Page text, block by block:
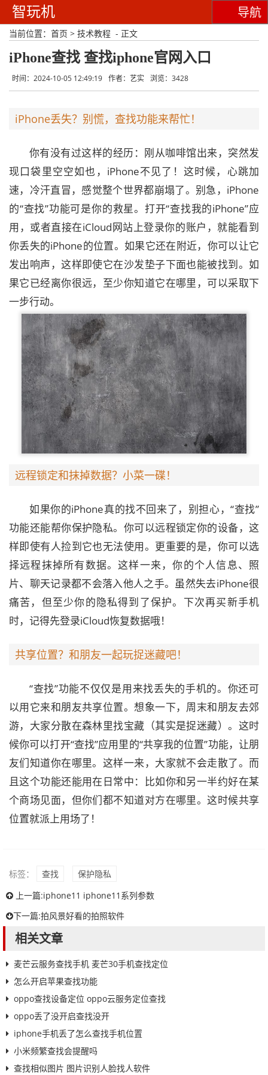
智玩机 导航
当前位置： 首页 > 技术教程 - 正文
iPhone查找 查找iphone官网入口
时间：2024-10-05 12:49:19 作者：艺实 浏览：3428
iPhone丢失？别慌，查找功能来帮忙！
你有没有过这样的经历：刚从咖啡馆出来，突然发
现口袋里空空如也，iPhone不见了！这时候，心跳加
速，冷汗直冒，感觉整个世界都崩塌了。别急，iPhone
的“查找”功能可是你的救星。打开“查找我的iPhone”应
用，或者直接在iCloud网站上登录你的账户，就能看到
你丢失的iPhone的位置。如果它还在附近，你可以让它
发出响声，这样即使它在沙发垫子下面也能被找到。如
果它已经离你很远，至少你知道它在哪里，可以采取下
一步行动。
远程锁定和抹掉数据？小菜一碟！
如果你的iPhone真的找不回来了，别担心，“查找”
功能还能帮你保护隐私。你可以远程锁定你的设备，这
样即使有人捡到它也无法使用。更重要的是，你可以选
择远程抹掉所有数据。这样一来，你的个人信息、照
片、聊天记录都不会落入他人之手。虽然失去iPhone很
痛苦，但至少你的隐私得到了保护。下次再买新手机
时，记得先登录iCloud恢复数据哦！
共享位置？和朋友一起玩捉迷藏吧！
“查找”功能不仅仅是用来找丢失的手机的。你还可
以用它来和朋友共享位置。想象一下，周末和朋友去郊
游，大家分散在森林里找宝藏（其实是捉迷藏）。这时
候你可以打开“查找”应用里的“共享我的位置”功能，让朋
友们知道你在哪里。这样一来，大家就不会走散了。而
且这个功能还能用在日常中：比如你和另一半约好在某
个商场见面，但你们都不知道对方在哪里。这时候共享
位置就派上用场了！
标签： 查找
保护隐私
上一篇:iphone11 iphone11系列参数
下一篇:拍风景好看的拍照软件
相关文章
麦芒云服务查找手机 麦芒30手机查找定位
怎么开启苹果查找功能
oppo查找设备定位 oppo云服务定位查找
oppo丢了没开启查找没开
iphone手机丢了怎么查找手机位置
小米频繁查找会提醒吗
查找相似图片 图片识别人脸找人软件